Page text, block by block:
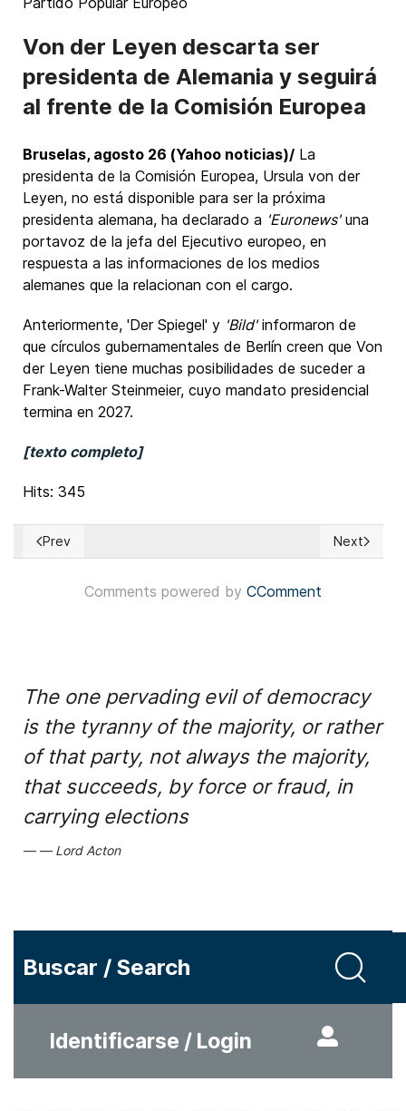
Von der Leyen descarta ser
presidenta de Alemania y seguirá
al frente de la Comisión Europea
Bruselas, agosto 26 (Yahoo noticias)/ La
presidenta de la Comisión Europea, Ursula von der
Leyen, no está disponible para ser la próxima
presidenta alemana, ha declarado a 'Euronews'una
portavoz de la jefa del Ejecutivo europeo, en
respuesta a las informaciones de los medios
alemanes que la relacionan con el cargo.
Anteriormente, 'Der Spiegel' y 'Bild'informaron de
que círculos gubernamentales de Berlín creen que Von
der Leyen tiene muchas posibilidades de suceder a
Frank-Walter Steinmeier, cuyo mandato presidencial
termina en 2027.
[texto completo]
Hits: 345
Previous article: ONU: Secretario general del OIEA
Prev Next
Next
Comments powered by CComment
The one pervading evil of democracy
is the tyranny of the majority, or rather
of that party, not always the majority,
that succeeds, by force or fraud, in
carrying elections
Lord Acton
Buscar / Search
Identificarse / Login